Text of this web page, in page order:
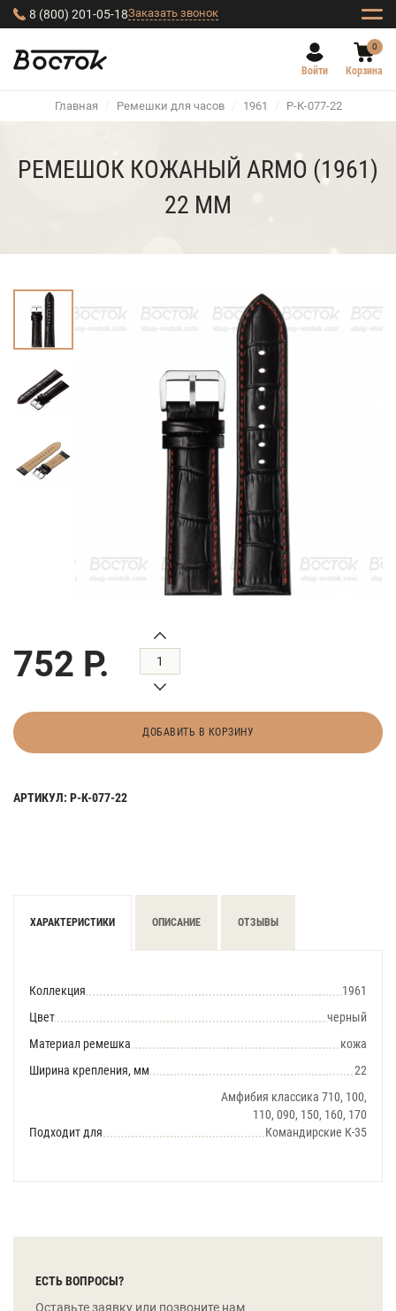
8 (800) 201-05-18Заказать звонок
Войти
0
Корзина
Главная / Ремешки для часов / 1961 / Р-К-077-22
РЕМЕШОК КОЖАНЫЙ ARMO (1961)
22 ММ
752 Р.
ДОБАВИТЬ В КОРЗИНУ
АРТИКУЛ: Р-К-077-22
ХАРАКТЕРИСТИКИ ОПИСАНИЕ ОТЗЫВЫ
Коллекция
1961
Цвет
черный
Материал ремешка
кожа
Ширина крепления, мм
22
Подходит для
Амфибия классика 710, 100,
110, 090, 150, 160, 170
Командирские К-35
ЕСТЬ ВОПРОСЫ?
Оставьте заявку или позвоните нам